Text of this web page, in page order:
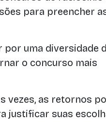
para preencher
por uma diversidade
o concurso mais
vezes, as retornos
justificar suas